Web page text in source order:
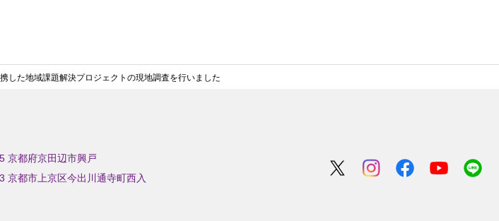
した地域課題解決プロジェクトの現地調査を行いました
京都府京田辺市興戸
京都市上京区今出川通寺町西入